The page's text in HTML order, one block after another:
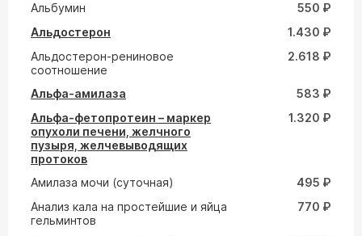
Альбумин
550 ₽
Альдостерон
1.430 ₽
Альдостерон-рениновое
соотношение
2.618 ₽
Альфа-амилаза
583 ₽
Альфа-фетопротеин – маркер
опухоли печени, желчного
пузыря, желчевыводящих
протоков
1.320 ₽
Амилаза мочи (суточная)
495 ₽
Анализ кала на простейшие и яйца
гельминтов
770 ₽